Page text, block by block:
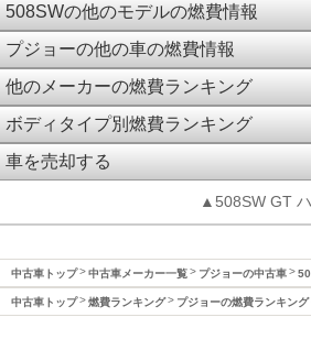
508SWの他のモデルの燃費情報
プジョーの他の車の燃費情報
他のメーカーの燃費ランキング
ボディタイプ別燃費ランキング
車を売却する
▲508SW GT
中古車トップ 中古車メーカー一覧 プジョーの中古車
中古車トップ 燃費ランキング プジョーの燃費ランキング